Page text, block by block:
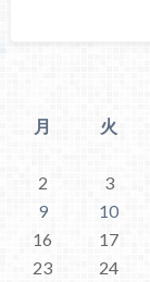
月
火
2
3
9
10
16
17
23
24